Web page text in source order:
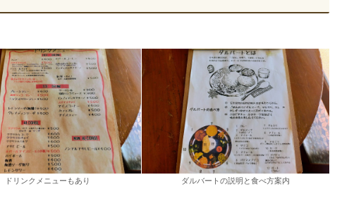
ドリンクメニューもあり ダルバートの説明と食べ方案内